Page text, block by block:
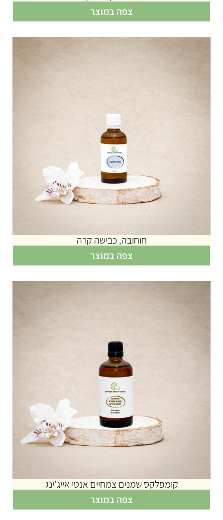
צפה במוצר
חוחובה, כבישה קרה
צפה במוצר
קומפלקס שמנים צמחיים אנטי אייג'ינג
צפה במוצר